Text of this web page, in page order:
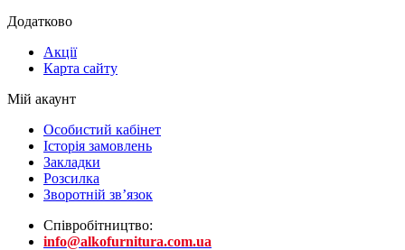
Додатково
Акції
Карта сайту
Мій акаунт
Особистий кабінет
Історія замовлень
Закладки
Розсилка
Зворотній зв’язок
Співробітництво:
info@alkofurnitura.com.ua